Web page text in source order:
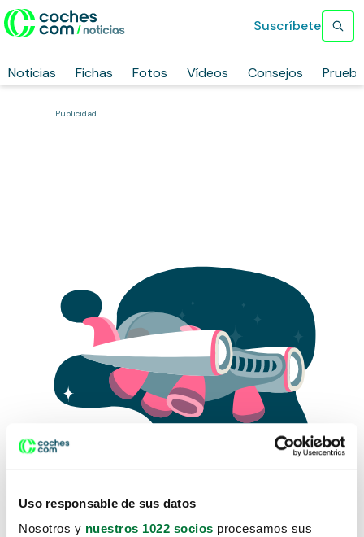
Uso responsable de sus datos
Nosotros y nuestros 1022 socios procesamos sus
Noticias Fichas Fotos Vídeos Consejos
Suscríbete
Publicidad